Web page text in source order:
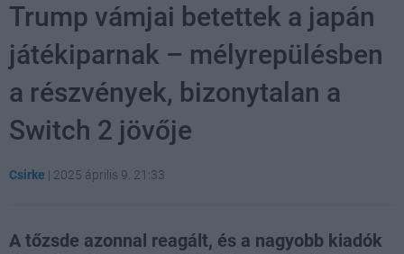
Trump vámjai betettek a japán
játékiparnak – mélyrepülésben
a részvények, bizonytalan a
Switch 2 jövője
Csirke | 2025 április 9. 21:33
A tőzsde azonnal reagált, és a nagyobb kiadók